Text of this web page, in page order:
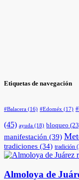
Etiquetas de navegación
#Balacera (16) #Edoméx (17)
(45) ayuda (18) bloqueo
manifestación (39)
tradiciones (34) tradición
Almoloya de